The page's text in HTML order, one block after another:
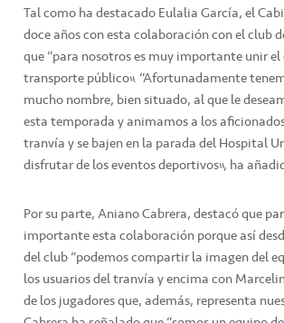
Tal como ha destacado Eulalia García, el
doce años con esta colaboración con el club
que “para nosotros es muy importante unir
transporte público”. “Afortunadamente
mucho nombre, bien situado, al que le
esta temporada y animamos a los
tranvía y se bajen en la parada del Hospital
disfrutar de los eventos deportivos”, ha
Por su parte, Aniano Cabrera, destacó que
importante esta colaboración porque así
del club “podemos compartir la imagen del
los usuarios del tranvía y encima con
de los jugadores que, además, representa